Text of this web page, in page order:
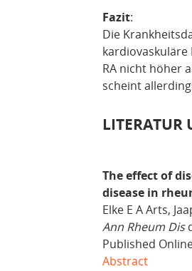
Fazit:
Die
kardiovaskuläre
RA nicht höher
scheint
LITERATUR
The effect of
disease in
Elke E A Arts,
Ann Rheum Dis
Published
Abstract